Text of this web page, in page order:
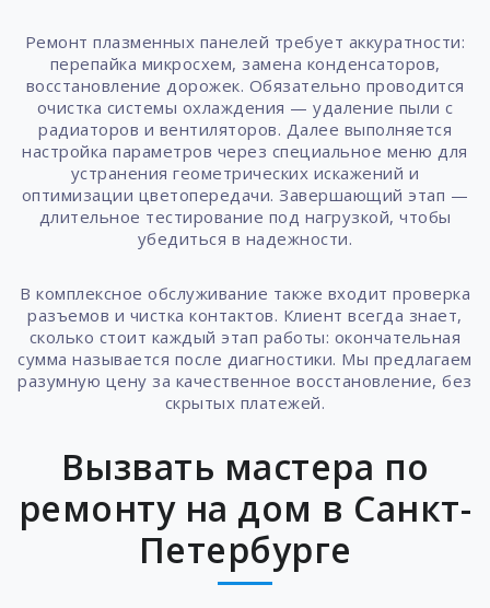
Ремонт плазменных панелей требует аккуратности:
перепайка микросхем, замена конденсаторов,
восстановление дорожек. Обязательно проводится
очистка системы охлаждения — удаление пыли с
радиаторов и вентиляторов. Далее выполняется
настройка параметров через специальное меню для
устранения геометрических искажений и
оптимизации цветопередачи. Завершающий этап —
длительное тестирование под нагрузкой, чтобы
убедиться в надежности.
В комплексное обслуживание также входит проверка
разъемов и чистка контактов. Клиент всегда знает,
сколько стоит каждый этап работы: окончательная
сумма называется после диагностики. Мы предлагаем
разумную цену за качественное восстановление, без
скрытых платежей.
Вызвать мастера по
ремонту на дом в Санкт-
Петербурге